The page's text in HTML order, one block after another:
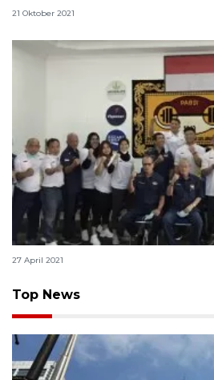
21 Oktober 2021
Pelatnas angkat besi tidak
27 April 2021
Top News